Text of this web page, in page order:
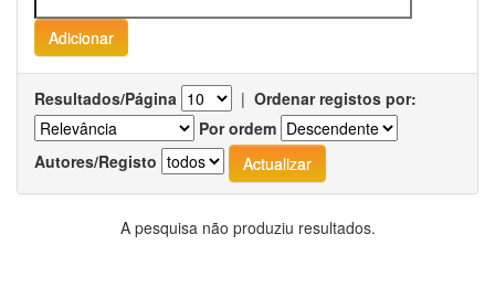
Resultados/Página | Ordenar registos por:
Por ordem
Autores/Registo
A pesquisa não produziu resultados.